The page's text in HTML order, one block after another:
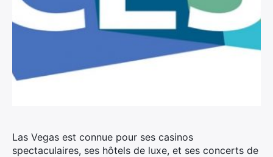
Las Vegas est connue pour ses casinos
spectaculaires, ses hôtels de luxe, et ses concerts de